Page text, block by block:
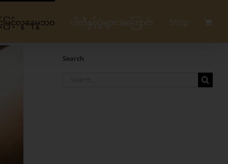
ြင့်လူနေမှုဘဝ ပါတီနှင့်ပွဲများအကြောင်း Shop
Search